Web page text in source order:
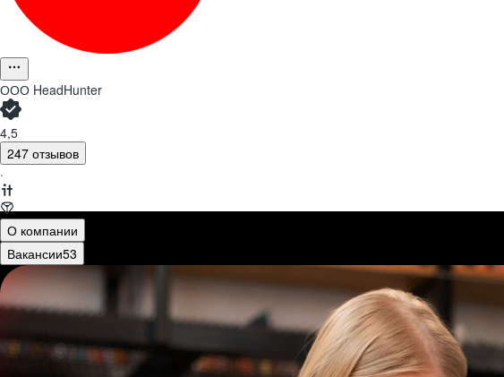
ООО HeadHunter
4,5
247 отзывов
·
О компании
Вакансии53